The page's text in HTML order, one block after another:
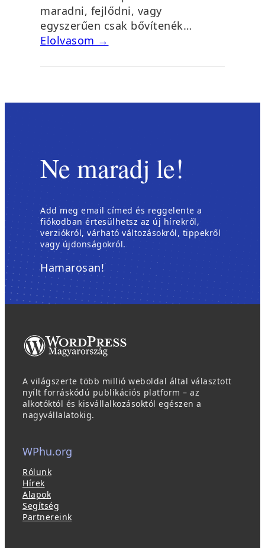
maradni, fejlődni, vagy
egyszerűen csak bővítenék…
Elolvasom →
Ne maradj le!
Add meg email címed és reggelente a
fiókodban értesülhetsz az új hírekről,
verziókról, várható változásokról, tippekről
vagy újdonságokról.
Hamarosan!
A világszerte több millió weboldal által választott
nyílt forráskódú publikációs platform – az
alkotóktól és kisvállalkozásoktól egészen a
nagyvállalatokig.
WPhu.org
Rólunk
Hírek
Alapok
Segítség
Partnereink